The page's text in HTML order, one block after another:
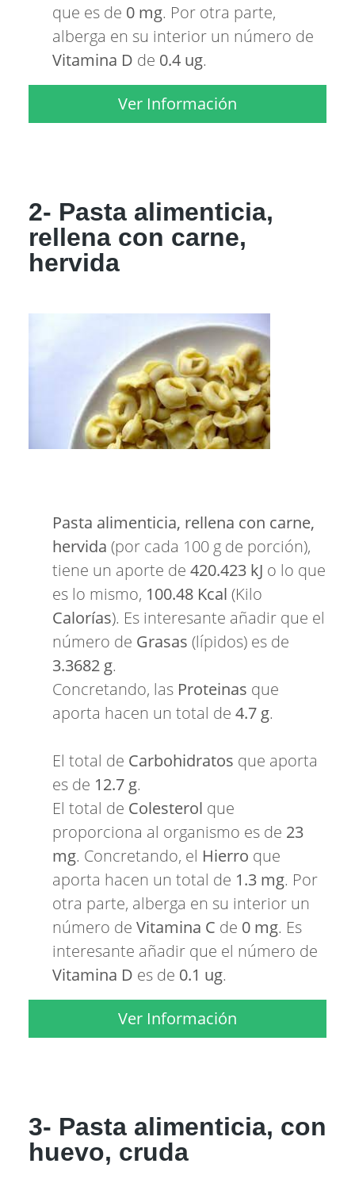
que es de 0 mg. Por otra parte,
alberga en su interior un número de
Vitamina D de 0.4 ug.
Ver Información
2- Pasta alimenticia,
rellena con carne,
hervida
Pasta alimenticia, rellena con carne,
hervida (por cada 100 g de porción),
tiene un aporte de 420.423 kJ o lo que
es lo mismo, 100.48 Kcal (Kilo
Calorías). Es interesante añadir que el
número de Grasas (lípidos) es de
3.3682 g.
Concretando, las Proteinas que
aporta hacen un total de 4.7 g.
El total de Carbohidratos que aporta
es de 12.7 g.
El total de Colesterol que
proporciona al organismo es de 23
mg. Concretando, el Hierro que
aporta hacen un total de 1.3 mg. Por
otra parte, alberga en su interior un
número de Vitamina C de 0 mg. Es
interesante añadir que el número de
Vitamina D es de 0.1 ug.
Ver Información
3- Pasta alimenticia, con
huevo, cruda